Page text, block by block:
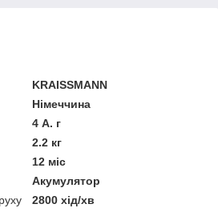
KRAISSMANN
Німеччина
4 А. г
2.2 кг
12 міс
Акумулятор
2800 хід/хв